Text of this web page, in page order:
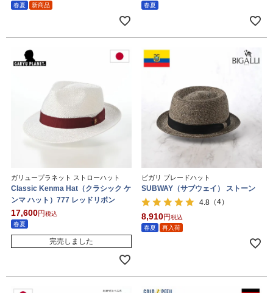
春夏
新商品
春夏
ガリュープラネット ストローハット
Classic Kenma Hat（クラシック ケ
ンマ ハット）777 レッドリボン
17,600
税込
春夏
完売しました
ビガリ ブレードハット
SUBWAY（サブウェイ） ストーン
4.8 （4）
8,910
税込
春夏
再入荷